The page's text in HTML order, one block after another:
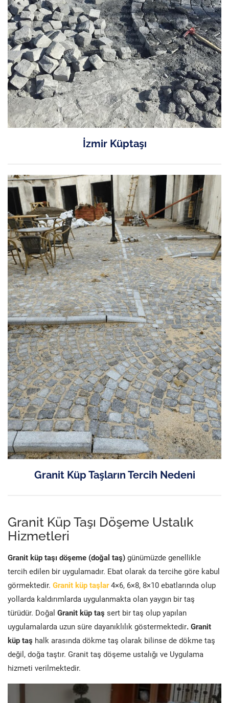
İzmir Küptaşı
Granit Küp Taşların Tercih Nedeni
Granit Küp Taşı Döşeme Ustalık
Hizmetleri
Granit küp taşı döşeme (doğal taş) günümüzde genellikle
tercih edilen bir uygulamadır. Ebat olarak da tercihe göre kabul
görmektedir. Granit küp taşlar 4×6, 6×8, 8×10 ebatlarında olup
yollarda kaldırımlarda uygulanmakta olan yaygın bir taş
türüdür. Doğal Granit küp taş sert bir taş olup yapılan
uygulamalarda uzun süre dayanıklılık göstermektedir. Granit
küp taş halk arasında dökme taş olarak bilinse de dökme taş
değil, doğa taştır. Granit taş döşeme ustalığı ve Uygulama
hizmeti verilmektedir.